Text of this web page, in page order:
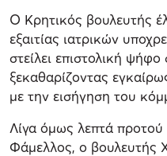
Ο Κρητικός βουλευτής
εξαιτίας ιατρικών
στείλει επιστολική
ξεκαθαρίζοντας
με την εισήγηση του
Λίγα όμως λεπτά
Φάμελλος, ο βουλευτής